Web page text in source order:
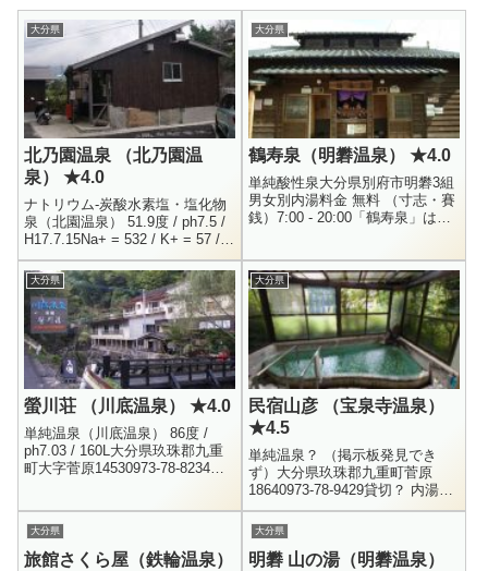
大分県
北乃園温泉 （北乃園温
泉） ★4.0
ナトリウム-炭酸水素塩・塩化物
泉（北園温泉） 51.9度 / ph7.5 /
H17.7.15Na+ = 532 / K+ = 57 /
MH4+ = 20.9 / Ca++ = ...
大分県
鶴寿泉（明礬温泉） ★4.0
単純酸性泉大分県別府市明礬3組
男女別内湯料金 無料 （寸志・賽
銭）7:00 - 20:00「鶴寿泉」は、
す・・・って言うか、明礬温...
大分県
螢川荘 （川底温泉） ★4.0
単純温泉（川底温泉） 86度 /
ph7.03 / 160L大分県玖珠郡九重
町大字菅原14530973-78-8234混
大分県
民宿山彦 （宝泉寺温泉）
★4.5
単純温泉？ （掲示板発見でき
ず）大分県玖珠郡九重町菅原
18640973-78-9429貸切？ 内湯
×1300円10:00 ～ 16:00（要確
認）大分県の九重町にある宝泉
寺温泉にや...
大分県
旅館さくら屋（鉄輪温泉）
大分県
明礬 山の湯（明礬温泉）